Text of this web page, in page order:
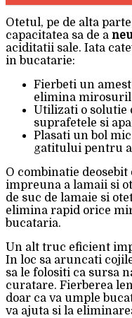
Otetul, pe de alta
capacitatea sa de a
aciditatii sale. Iata
in bucatarie:
Fierbeti un
elimina
Utilizati o solutie
suprafetele si
Plasati un bol
gatitului pentru
O combinatie
impreuna a lamaii si
de suc de lamaie si
elimina rapid orice
bucataria.
Un alt truc eficient
In loc sa aruncati
sa le folositi ca sursa
curatare. Fierberea
doar ca va umple
va ajuta si la